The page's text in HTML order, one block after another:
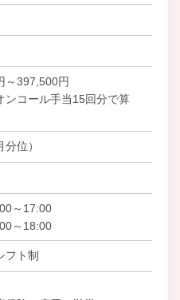
～397,500円
コール手当15回分で算
位）
～17:00
～18:00
フト制